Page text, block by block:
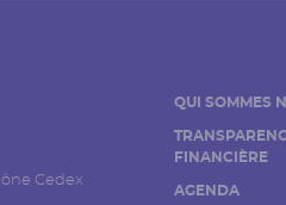
Cedex
QUI SOMMES
FINANCIÈRE
AGENDA